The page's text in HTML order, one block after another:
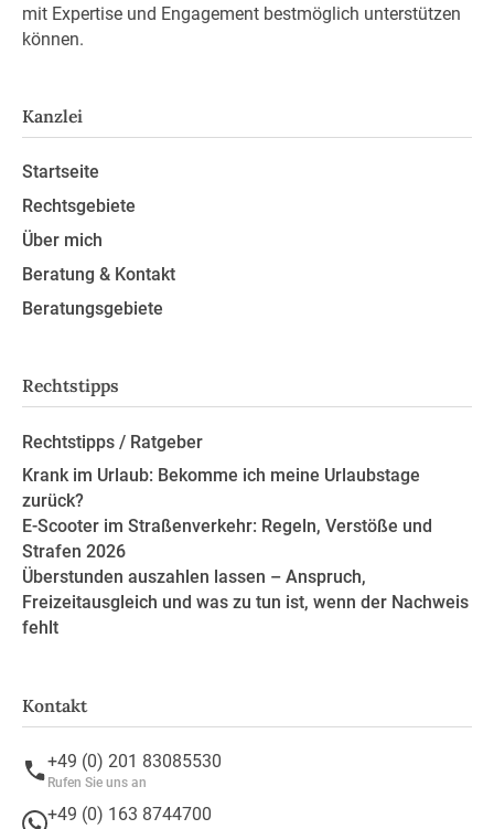
mit Expertise und Engagement bestmöglich unterstützen
können.
Kanzlei
Startseite
Rechtsgebiete
Über mich
Beratung & Kontakt
Beratungsgebiete
Rechtstipps
Rechtstipps / Ratgeber
Krank im Urlaub: Bekomme ich meine Urlaubstage
zurück?
E-Scooter im Straßenverkehr: Regeln, Verstöße und
Strafen 2026
Überstunden auszahlen lassen – Anspruch,
Freizeitausgleich und was zu tun ist, wenn der Nachweis
fehlt
Kontakt
+49 (0) 201 83085530
Rufen Sie uns an
+49 (0) 163 8744700